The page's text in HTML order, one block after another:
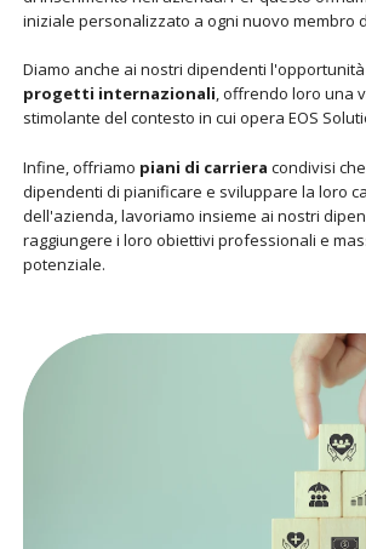
iniziale personalizzato a ogni nuovo membro
Diamo anche ai nostri dipendenti
progetti internazionali, offrendo loro una
stimolante del contesto in cui opera EOS
Infine, offriamo piani di carriera condivisi
dipendenti di pianificare e sviluppare la loro
dell'azienda, lavoriamo insieme ai nostri
raggiungere i loro obiettivi professionali e
potenziale.